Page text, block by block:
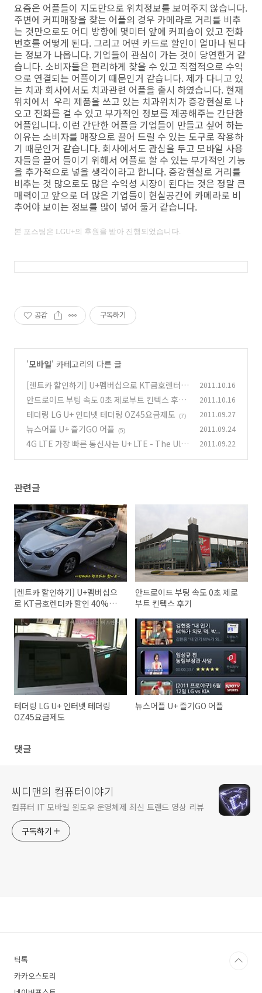
요즘은 어플들이 지도만으로 위치정보를 보여주지 않습니다.
주변에 커피매장을 찾는 어플의 경우 카메라로 거리를 비추
는 것만으로도 어디 방향에 몇미터 앞에 커피숍이 있고 전화
번호를 어떻게 된다. 그리고 어떤 카드로 할인이 얼마나 된다
는 정보가 나옵니다. 기업들이 관심이 가는 것이 당연한거 같
습니다. 소비자들은 편리하게 찾을 수 있고 직접적으로 수익
으로 연결되는 어플이기 때문인거 같습니다. 제가 다니고 있
는 치과 회사에서도 치과관련 어플을 출시 하였습니다. 현재
위치에서 우리 제품을 쓰고 있는 치과위치가 증강현실로 나
오고 전화를 걸 수 있고 부가적인 정보를 제공해주는 간단한
어플입니다. 이런 간단한 어플을 기업들이 만들고 싶어 하는
이유는 소비자를 매장으로 끌어 드릴 수 있는 도구로 작용하
기 때문인거 같습니다. 회사에서도 관심을 두고 모바일 사용
자들을 끌어 들이기 위해서 어플로 할 수 있는 부가적인 기능
을 추가적으로 넣을 생각이라고 합니다. 증강현실로 거리를
비추는 것 많으로도 많은 수익성 시장이 된다는 것은 정말 큰
매력이고 앞으로 더 많은 기업들이 현실공간에 카메라로 비
추어야 보이는 정보를 많이 넣어 둘거 같습니다.
본 포스팅은 LGU+의 후원을 받아 진행되었습니다.
공감 구독하기
'모바일' 카테고리의 다른 글
[렌트카 할인하기] U+멤버십으로 KT금호렌터카
할인 40%받자
(6)
2011.10.16
안드로이드 부팅 속도 0초 제로부트 킨텍스 후기
(7)
2011.10.16
테더링 LG U+ 인터넷 테더링 OZ45요금제도 (7) 2011.09.27
뉴스어플 U+ 즐기GO 어플 (5) 2011.09.24
4G LTE 가장 빠른 통신사는 U+ LTE - The Ulti
2011.09.22
관련글
[렌트카 할인하기] U+멤버십으
로 KT금호렌터카 할인 40%받
안드로이드 부팅 속도 0초 제로
부트 킨텍스 후기
테더링 LG U+ 인터넷 테더링
OZ45요금제도
뉴스어플 U+ 즐기GO 어플
댓글
씨디맨의 컴퓨터이야기
컴퓨터 IT 모바일 윈도우 운영체제 최신 트랜드 영상 리뷰
구독하기
틱톡
카카오스토리